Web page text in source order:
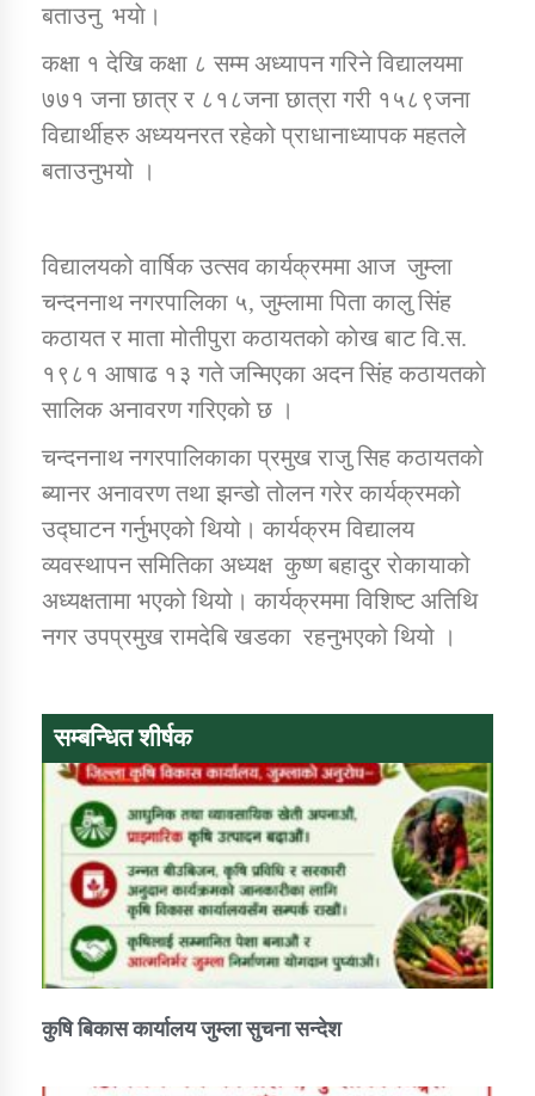
तातोपानी गाउँपालिकाको न्यायिक समिति सम्बन्धी सन्देश
तातोपानी गाउँपालिका जुम्लाको महिनावारी सम्बन्धिकाे
सन्देश
तातोपानी गाउँपालिका जुम्लाको बालविवाह सन्देश
तातोपानी गाउँपालिका जुम्लाको सूचना
तातोपानी गाउँपालिका जुम्लाको सूचना
बताउनु भयाे।
कक्षा १ देखि कक्षा ८ सम्म अध्यापन गरिने विद्यालयमा
७७१ जना छात्र र ८१८जना छात्रा गरी १५८९जना
विद्यार्थीहरु अध्ययनरत रहेको प्राधानाध्यापक महतले
बताउनुभयो ।
विद्यालयको वार्षिक उत्सव कार्यक्रममा आज जुम्ला
चन्दननाथ नगरपालिका ५, जुम्लामा पिता कालु सिंह
कठायत र माता मोतीपुरा कठायतकाे काेख बाट वि.स.
१९८१ आषाढ १३ गते जन्मिएका अदन सिंह कठायतकाे
सालिक अनावरण गरिएको छ ।
चन्दननाथ नगरपालिकाका प्रमुख राजु सिह कठायतकाे
ब्यानर अनावरण तथा झन्डो तोलन गरेर कार्यक्रमको
उद्घाटन गर्नुभएको थियो। कार्यक्रम विद्यालय
व्यवस्थापन समितिका अध्यक्ष कुष्ण बहादुर राेकायाको
अध्यक्षतामा भएको थियो। कार्यक्रममा विशिष्ट अतिथि
नगर उपप्रमुख रामदेबि खडका रहनुभएको थियो ।
सम्बन्धित शीर्षक
कुषि बिकास कार्यालय जुम्ला सुचना सन्देश